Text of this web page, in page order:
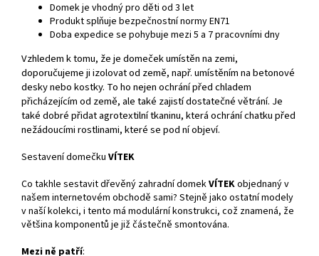
Domek je vhodný pro děti od 3 let
Produkt splňuje bezpečnostní normy EN71
Doba expedice se pohybuje mezi 5 a 7 pracovními dny
Vzhledem k tomu, že je domeček umístěn na zemi,
doporučujeme ji izolovat od země, např. umístěním na betonové
desky nebo kostky. To ho nejen ochrání před chladem
přicházejícím od země, ale také zajistí dostatečné větrání. Je
také dobré přidat agrotextilní tkaninu, která ochrání chatku před
nežádoucími rostlinami, které se pod ní objeví.
Sestavení domečku VÍTEK
Co takhle sestavit dřevěný zahradní domekVÍTEKobjednaný v
našem internetovém obchodě sami? Stejně jako ostatní modely
v naší kolekci, i tento má modulární konstrukci, což znamená, že
většina komponentů je již částečně smontována.
Mezi ně patří: